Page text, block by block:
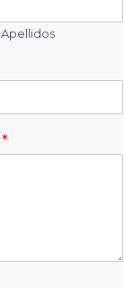
Apellidos
*